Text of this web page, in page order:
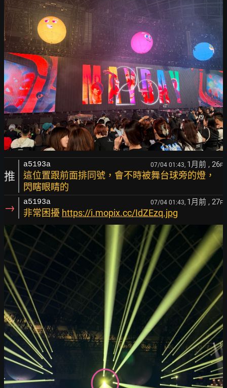
推
a5193a 07/04 01:43, 1月前 , 26F
這位置跟前面排同號，會不時被舞台球旁的燈，
閃瞎眼睛的
→ a5193a 07/04 01:43, 1月前 , 27F
非常困擾 https://i.mopix.cc/IdZEzq.jpg